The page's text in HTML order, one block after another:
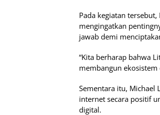
Pada kegiatan
mengingatkan
jawab demi
“Kita berharap bahwa
membangun
Sementara itu, Michael
internet secara positif
digital.